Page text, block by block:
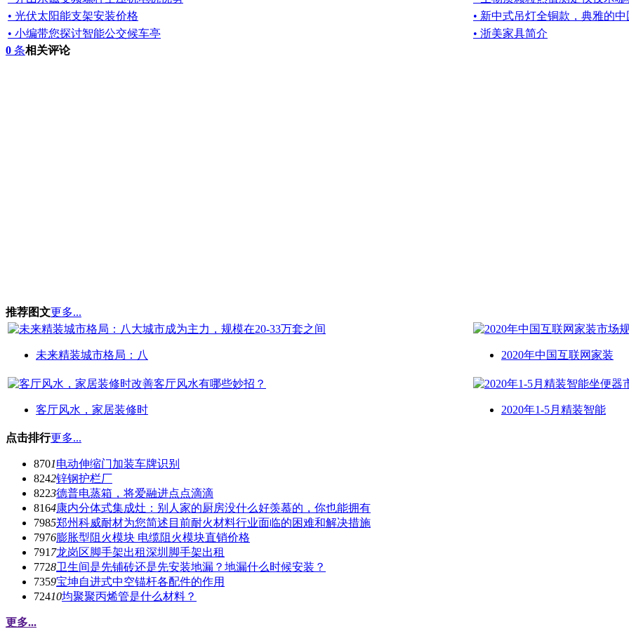
• 光伏太阳能支架安装价格
• 新中式吊灯全铜款，典雅的中
• 小编带您探讨智能公交候车亭
• 浙美家具简介
0 条相关评论
推荐图文更多...
未来精装城市格局：八 2020年中国互联网家装
客厅风水，家居装修时 2020年1-5月精装智能
点击排行更多...
8701电动伸缩门加装车牌识别
8242锌钢护栏厂
8223德普电蒸箱，将爱融进点点滴滴
8164康内分体式集成灶：别人家的厨房没什么好羡慕的，你也能拥有
7985郑州科威耐材为您简述目前耐火材料行业面临的困难和解决措施
7976膨胀型阻火模块 电缆阻火模块直销价格
791 7龙岗区脚手架出租深圳脚手架出租
7728卫生间是先铺砖还是先安装地漏？地漏什么时候安装？
7359宝坤自进式中空锚杆各配件的作用
72410均聚聚丙烯管是什么材料？
更多...